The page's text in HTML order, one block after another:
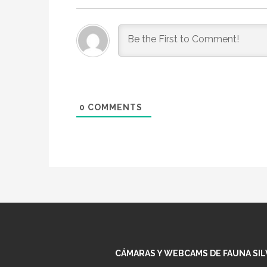
0 COMMENTS
CÁMARAS Y WEBCAMS DE FAUNA